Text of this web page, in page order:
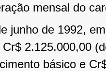
mensal do
junho de 1992,
2.125.000,00
básico e